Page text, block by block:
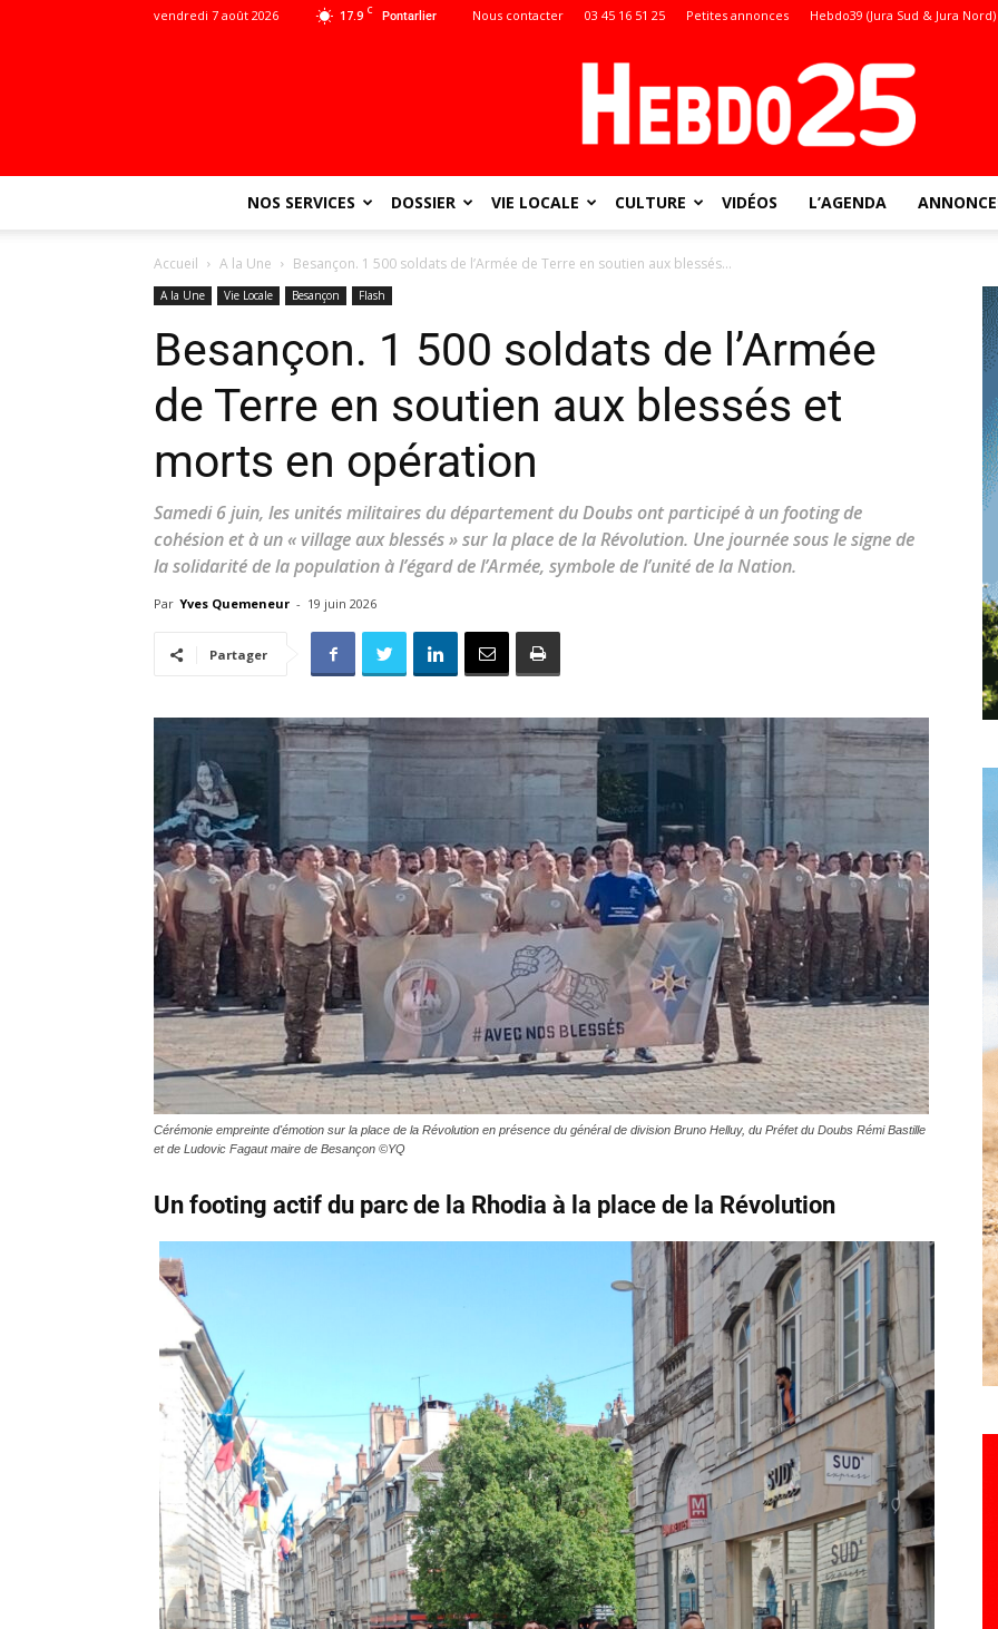
17.9 C Pontarlier
vendredi 7 août 2026 Nous contacter 03 45 16 51 25 Petites annonces Hebdo39 (Jura Sud & Jura Nord)
:
toute
locale
–
Hebdo25
NOS SERVICES DOSSIER VIE LOCALE CULTURE VIDÉOS L’AGENDA
Accueil A la Une Besançon. 1 500 soldats de l’Armée de Terre en soutien aux blessés...
A la Une Vie Locale Besançon Flash
Besançon. 1 500 soldats de l’Armée
de Terre en soutien aux blessés et
morts en opération
Samedi 6 juin, les unités militaires du département du Doubs ont participé à un footing de
cohésion et à un « village aux blessés » sur la place de la Révolution. Une journée sous le signe de
la solidarité de la population à l’égard de l’Armée, symbole de l’unité de la Nation.
Par Yves Quemeneur - 19 juin 2026
Partager
Cérémonie empreinte d'émotion sur la place de la Révolution en présence du général de division Bruno Helluy, du Préfet du Doubs Rémi Bastille
et de Ludovic Fagaut maire de Besançon ©YQ
Un footing actif du parc de la Rhodia à la place de la Révolution